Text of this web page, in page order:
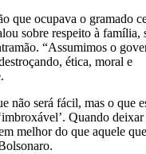
que ocupava o gramado
sobre respeito à família,
“Assumimos o
ética, moral e
não será fácil, mas o que
Quando
melhor do que aquele